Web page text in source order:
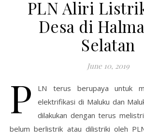
PLN Aliri
Desa di
Selatan
June 10, 2019
P
LN terus berupaya untuk
elektrifikasi di Maluku dan
dilakukan dengan terus
belum berlistrik atau dilistriki oleh